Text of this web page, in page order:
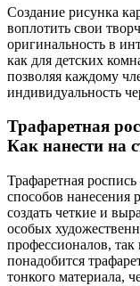
Создание рисунка
воплотить свои
оригинальность в
как для детских
позволяя каждому
индивидуальность
Трафаретная
Как нанести на
Трафаретная
способов нанесения
создать четкие и
особых
профессионалов,
понадобится
тонкого материала,